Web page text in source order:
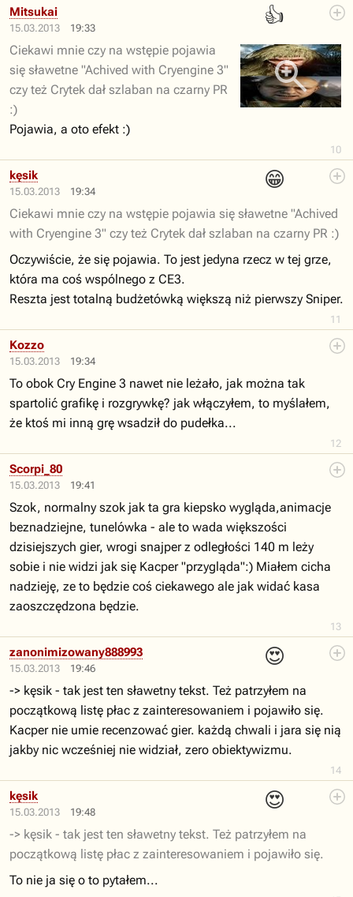
15.03.2013 19:33
👍
10
Mitsukai
Ciekawi mnie czy na wstępie pojawia
się sławetne "Achived with Cryengine 3"
czy też Crytek dał szlaban na czarny PR
:)
Pojawia, a oto efekt :)
15.03.2013 19:34
😁
11
kęsik
Ciekawi mnie czy na wstępie pojawia się sławetne "Achived
with Cryengine 3" czy też Crytek dał szlaban na czarny PR :)
Oczywiście, że się pojawia. To jest jedyna rzecz w tej grze,
która ma coś wspólnego z CE3.
Reszta jest totalną budżetówką większą niż pierwszy Sniper.
15.03.2013 19:34
12
Kozzo
To obok Cry Engine 3 nawet nie leżało, jak można tak
spartolić grafikę i rozgrywkę? jak włączyłem, to myślałem,
że ktoś mi inną grę wsadził do pudełka...
15.03.2013 19:41
13
Scorpi_80
Szok, normalny szok jak ta gra kiepsko wygląda,animacje
beznadziejne, tunelówka - ale to wada większości
dzisiejszych gier, wrogi snajper z odległości 140 m leży
sobie i nie widzi jak się Kacper "przygląda":) Miałem cicha
nadzieję, ze to będzie coś ciekawego ale jak widać kasa
zaoszczędzona będzie.
15.03.2013 19:46
😍
14
zanonimizowany888993
-> kęsik - tak jest ten sławetny tekst. Też patrzyłem na
początkową listę płac z zainteresowaniem i pojawiło się.
Kacper nie umie recenzować gier. każdą chwali i jara się nią
jakby nic wcześniej nie widział, zero obiektywizmu.
15.03.2013 19:48
😍
kęsik
-> kęsik - tak jest ten sławetny tekst. Też patrzyłem na
początkową listę płac z zainteresowaniem i pojawiło się.
To nie ja się o to pytałem...